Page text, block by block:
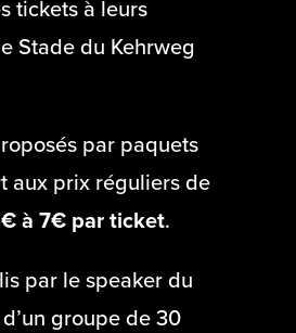
tickets à leurs
Stade du Kehrweg
par paquets
aux prix réguliers de
à 7€ par ticket.
par le speaker du
groupe de 30